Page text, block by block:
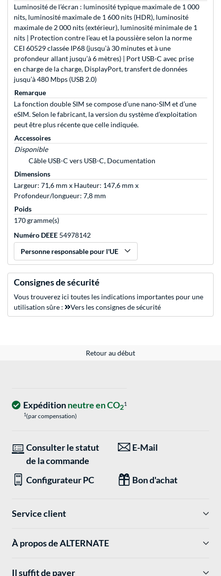
Luminosité de l’écran : luminosité typique maximale de 1 000
nits, luminosité maximale de 1 600 nits (HDR), luminosité
maximale de 2 000 nits (extérieur), luminosité minimale de 1
nits | Protection contre l’eau et la poussière selon la norme
CEI 60529 classée IP68 (jusqu’à 30 minutes et à une
profondeur allant jusqu’à 6 mètres) | Port USB-C avec prise
en charge de la charge, DisplayPort, transfert de données
jusqu’à 480 Mbps (USB 2.0)
Remarque
La fonction double SIM se compose d’une nano-SIM et d’une
eSIM. Selon le fabricant, la version du système d’exploitation
peut être plus récente que celle indiquée.
Accessoires
Disponible
Câble USB-C vers USB-C, Documentation
Dimensions
Largeur: 71,6 mm x Hauteur: 147,6 mm x
Profondeur/longueur: 7,8 mm
Poids
170 gramme(s)
Numéro DEEE 54978142
Personne responsable pour l'UE
Consignes de sécurité
Vous trouverez ici toutes les indications importantes pour une
utilisation sûre :
Vers les consignes de sécurité
Retour au début
Expéditionneutre en CO21
1(par compensation)
Consulter le statut
de la commande
E-Mail
Configurateur PC Bon d'achat
Service client
À propos de ALTERNATE
Il suffit de payer